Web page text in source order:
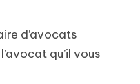
d’avocats
qu’il vous